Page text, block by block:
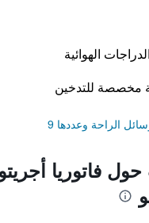
الهوائية
مخصصة للتدخين
الراحة وعددها 9
حول فاتوريا